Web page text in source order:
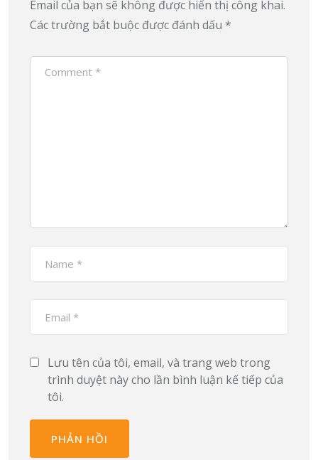
Email của bạn sẽ không được hiển thị công khai.
Các trường bắt buộc được đánh dấu *
Lưu tên của tôi, email, và trang web trong
trình duyệt này cho lần bình luận kế tiếp của
tôi.